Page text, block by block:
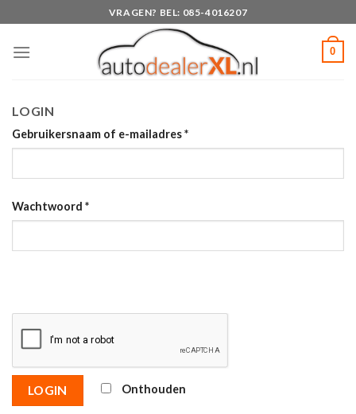
to
content
VRAGEN? BEL: 085-4016207
0
LOGIN
Gebruikersnaam of e-mailadres*
Wachtwoord *
LOGIN Onthouden